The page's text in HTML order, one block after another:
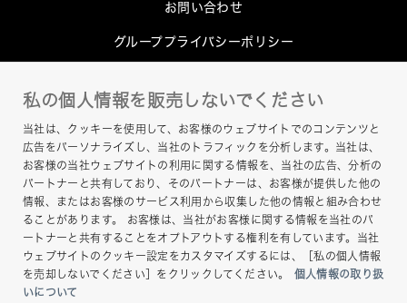
お問い合わせ
グループプライバシーポリシー
このサイトについて
ヘルプ
サイトマップ
私の個人情報を販売しないでください
当社は、クッキーを使用して、お客様のウェブサイトでのコンテンツと
広告をパーソナライズし、当社のトラフィックを分析します。当社は、
お客様の当社ウェブサイトの利用に関する情報を、当社の広告、分析の
パートナーと共有しており、そのパートナーは、お客様が提供した他の
情報、またはお客様のサービス利用から収集した他の情報と組み合わせ
ることがあります。 お客様は、当社がお客様に関する情報を当社のパ
ートナーと共有することをオプトアウトする権利を有しています。当社
ウェブサイトのクッキー設定をカスタマイズするには、［私の個人情報
を売却しないでください］をクリックしてください。
個人情報の取り扱
いについて